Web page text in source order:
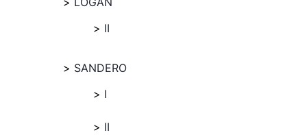
II
SANDERO
I
II